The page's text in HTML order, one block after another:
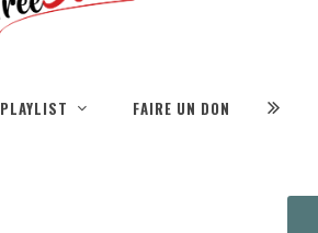
PLAYLIST FAIRE UN DON